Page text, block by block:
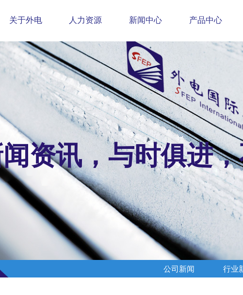
关于外电 人力资源 新闻中心 产品中心
资讯，与时俱进
公司新闻 行业